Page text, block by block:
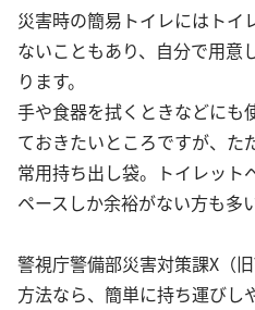
災害時の簡易トイレにはトイ
ないこともあり、自分で用意
ります。
手や食器を拭くときなどにも
ておきたいところですが、た
常用持ち出し袋。トイレット
ペースしか余裕がない方も多
警視庁警備部災害対策課X（
方法なら、簡単に持ち運びし